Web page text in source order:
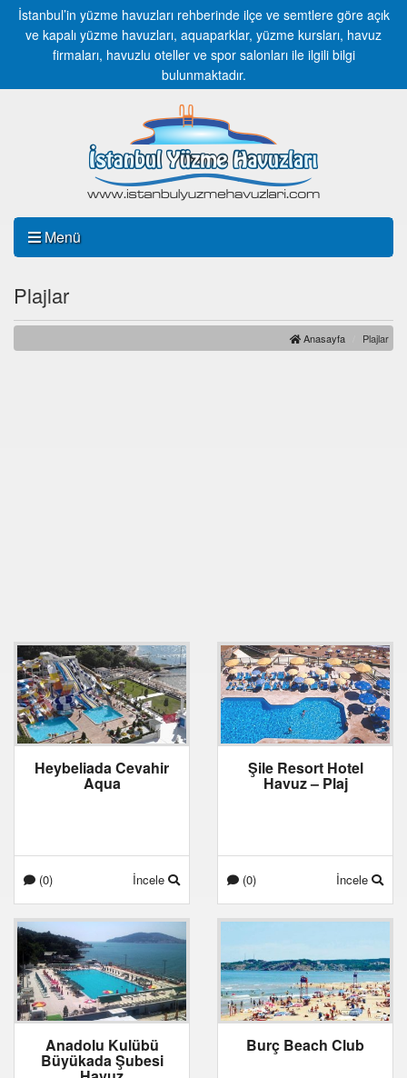
İstanbul’in yüzme havuzları rehberinde ilçe ve semtlere göre açık
ve kapalı yüzme havuzları, aquaparklar, yüzme kursları, havuz
firmaları, havuzlu oteller ve spor salonları ile ilgili bilgi
bulunmaktadır.
Menü
Plajlar
Anasayfa Plajlar
Heybeliada Cevahir
Aqua
(0) İncele
Şile Resort Hotel
Havuz – Plaj
(0) İncele
Anadolu Kulübü
Büyükada Şubesi
Burç Beach Club